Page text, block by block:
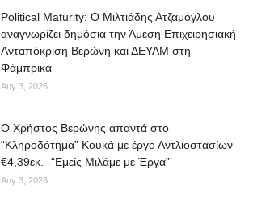
Political Maturity: Ο Μιλτιάδης Ατζαμόγλου
αναγνωρίζει δημόσια την Άμεση Επιχειρησιακή
Ανταπόκριση Βερώνη και ΔΕΥΑΜ στη
Φάμπρικα
Αυγ 3, 2026
O Χρήστος Βερώνης απαντά στο
“Κληροδότημα” Κουκά με έργο Αντλιοστασίων
€4,39εκ. -“Εμείς Μιλάμε με Έργα”
Αυγ 3, 2026